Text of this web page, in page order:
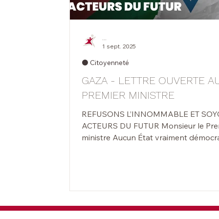
GAZA - LETTRE OUVERTE
PREMIER MINISTRE
REFUSONS L’INNOMMABLE ET
ACTEURS DU FUTUR Monsieur le Premier
ministre Aucun État vraiment démocratique
Belgique qui s’honore de défendre le
⚫️ Citoyenneté
1 sept. 2025